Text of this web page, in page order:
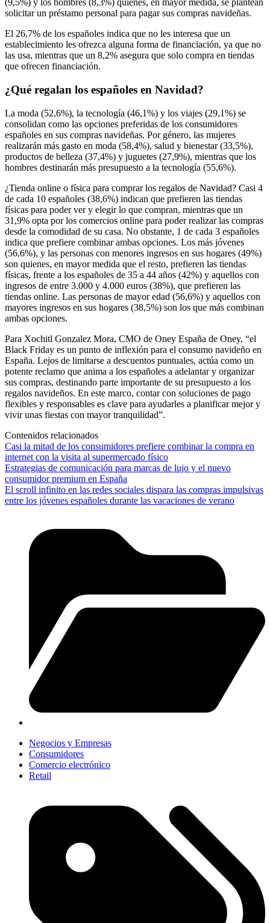
(9,5%) y los hombres (8,3%) quienes, en mayor medida, se plantean
solicitar un préstamo personal para pagar sus compras navideñas.
El 26,7% de los españoles indica que no les interesa que un
establecimiento les ofrezca alguna forma de financiación, ya que no
las usa, mientras que un 8,2% asegura que solo compra en tiendas
que ofrecen financiación.
¿Qué regalan los españoles en Navidad?
La moda (52,6%), la tecnología (46,1%) y los viajes (29,1%) se
consolidan como las opciones preferidas de los consumidores
españoles en sus compras navideñas. Por género, las mujeres
realizarán más gasto en moda (58,4%), salud y bienestar (33,5%),
productos de belleza (37,4%) y juguetes (27,9%), mientras que los
hombres destinarán más presupuesto a la tecnología (55,6%).
¿Tienda online o física para comprar los regalos de Navidad? Casi 4
de cada 10 españoles (38,6%) indican que prefieren las tiendas
físicas para poder ver y elegir lo que compran, mientras que un
31,9% opta por los comercios online para poder realizar las compras
desde la comodidad de su casa. No obstante, 1 de cada 3 españoles
indica que prefiere combinar ambas opciones. Los más jóvenes
(56,6%), y las personas con menores ingresos en sus hogares (49%)
son quienes, en mayor medida que el resto, prefieren las tiendas
físicas, frente a los españoles de 35 a 44 años (42%) y aquellos con
ingresos de entre 3.000 y 4.000 euros (38%), que prefieren las
tiendas online. Las personas de mayor edad (56,6%) y aquellos con
mayores ingresos en sus hogares (38,5%) son los que más combinan
ambas opciones.
Para Xochitl Gonzalez Mora, CMO de Oney España de Oney, “el
Black Friday es un punto de inflexión para el consumo navideño en
España. Lejos de limitarse a descuentos puntuales, actúa como un
potente reclamo que anima a los españoles a adelantar y organizar
sus compras, destinando parte importante de su presupuesto a los
regalos navideños. En este marco, contar con soluciones de pago
flexibles y responsables es clave para ayudarles a planificar mejor y
vivir unas fiestas con mayor tranquilidad”.
Contenidos relacionados
Casi la mitad de los consumidores prefiere combinar la compra en
internet con la visita al supermercado físico
Estrategias de comunicación para marcas de lujo y el nuevo
consumidor premium en España
El scroll infinito en las redes sociales dispara las compras impulsivas
entre los jóvenes españoles durante las vacaciones de verano
Negocios y Empresas
Consumidores
Comercio electrónico
Retail